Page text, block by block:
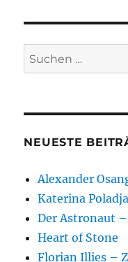
Suchen
nach:
NEUESTE
Alexander
Katerina
Der Astronaut
Heart of Stone
Florian Illies –